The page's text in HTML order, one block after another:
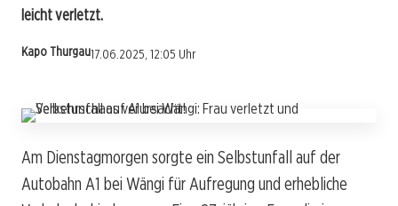
leicht verletzt.
Kapo Thurgau17.06.2025, 12:05 Uhr
Am Dienstagmorgen sorgte ein Selbstunfall auf der
Autobahn A1 bei Wängi für Aufregung und erhebliche